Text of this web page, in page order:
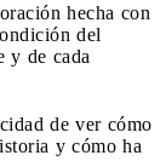
hecha con
del
y de cada
de ver cómo
y cómo ha